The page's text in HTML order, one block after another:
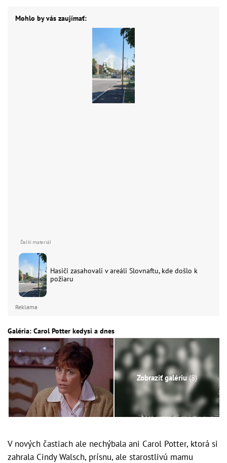
Mohlo by vás zaujímať:
Hasiči zasahovali v areáli Slovnaftu, kde došlo k
požiaru
Reklama
Galéria: Carol Potter kedysi a dnes
Zobraziť galériu(8)
V nových častiach ale nechýbala ani Carol Potter, ktorá si
zahrala Cindy Walsch, prísnu, ale starostlivú mamu